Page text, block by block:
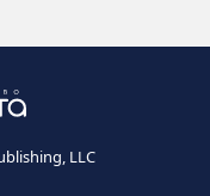
LLC